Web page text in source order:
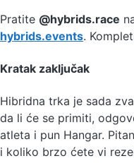
Pratite @hybrids.race
hybrids.events.
Kratak zaključak
Hibridna trka je sada
da li će se primiti,
atleta i pun Hangar.
i koliko brzo ćete vi